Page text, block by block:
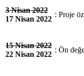
3 Nisan 2022
17 Nisan 2022
: Proje
15 Nisan 2022
22 Nisan 2022
: Ön